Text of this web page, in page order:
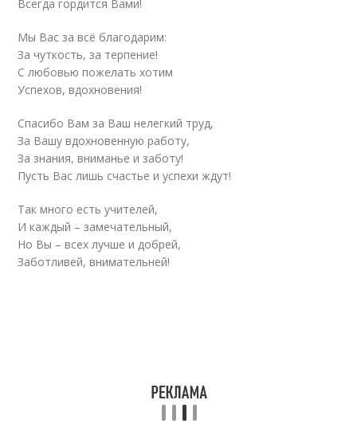
Всегда гордится Вами!
Мы Вас за всё благодарим:
За чуткость, за терпение!
С любовью пожелать хотим
Успехов, вдохновения!
Спасибо Вам за Ваш нелегкий труд,
За Вашу вдохновенную работу,
За знания, вниманье и заботу!
Пусть Вас лишь счастье и успехи ждут!
Так много есть учителей,
И каждый – замечательный,
Но Вы – всех лучше и добрей,
Заботливей, внимательней!